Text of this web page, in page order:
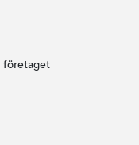
företaget